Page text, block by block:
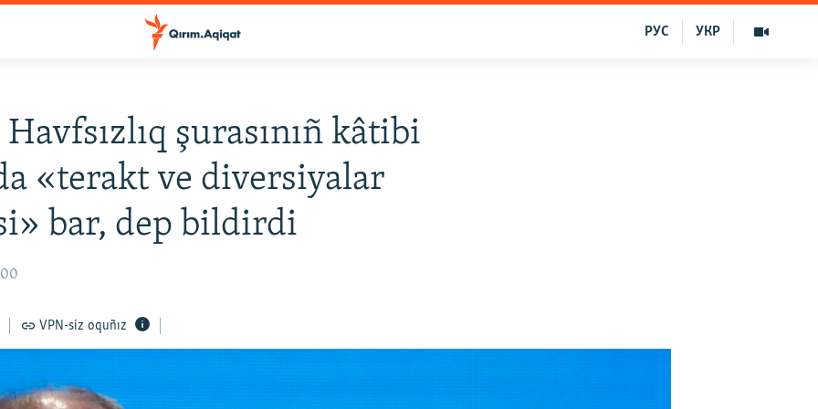
УКР
РУС
şurasınıñ kâtibi
«terakt ve diversiyalar
bar, dep bildirdi
VPN-siz oquñız